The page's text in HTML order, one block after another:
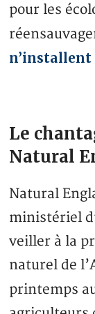
pour les
n’installent
Le
Natural
Natural
ministériel
veiller à la
naturel de
printemps